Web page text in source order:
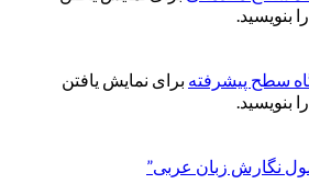
بنویسید.
سطح پیشرفته برای نمایش یافتن
بنویسید.
نگارش زبان عربی”